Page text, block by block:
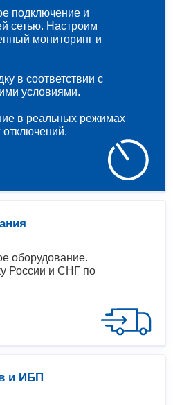
оборудование.
России и СНГ по
и ИБП
подключение и
сетью. Настроим
мониторинг и
в соответствии с
условиями.
в реальных режимах
отключений.